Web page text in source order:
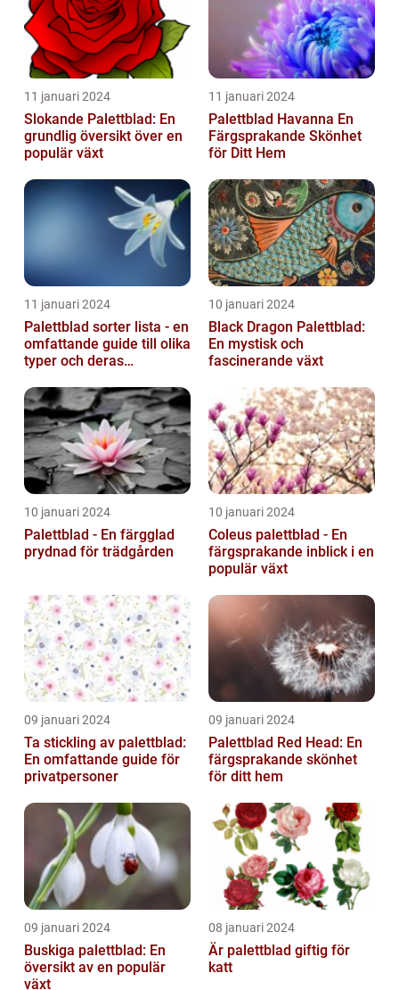
11 januari 2024
Slokande Palettblad: En
grundlig översikt över en
populär växt
11 januari 2024
Palettblad Havanna En
Färgsprakande Skönhet
för Ditt Hem
11 januari 2024
Palettblad sorter lista - en
omfattande guide till olika
typer och deras
10 januari 2024
Black Dragon Palettblad:
En mystisk och
fascinerande växt
10 januari 2024
Palettblad - En färgglad
prydnad för trädgården
10 januari 2024
Coleus palettblad - En
färgsprakande inblick i en
populär växt
09 januari 2024
Ta stickling av palettblad:
En omfattande guide för
privatpersoner
09 januari 2024
Palettblad Red Head: En
färgsprakande skönhet
för ditt hem
09 januari 2024
Buskiga palettblad: En
översikt av en populär
växt
08 januari 2024
Är palettblad giftig för
katt